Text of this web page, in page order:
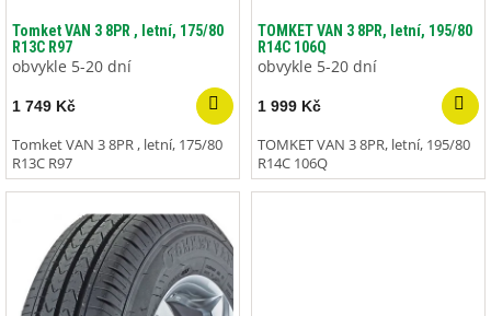
d
u
k
t
Tomket VAN 3 8PR , letní, 175/80
R13C R97
obvykle 5-20 dní
1 749 Kč
Tomket VAN 3 8PR , letní, 175/80
R13C R97
TOMKET VAN 3 8PR, letní, 195/80
R14C 106Q
obvykle 5-20 dní
1 999 Kč
TOMKET VAN 3 8PR, letní, 195/80
R14C 106Q